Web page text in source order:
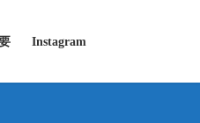
Instagram